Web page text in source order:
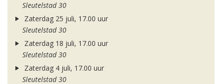
Sleutelstad 30
Zaterdag 25 juli, 17.00 uur
Sleutelstad 30
Zaterdag 18 juli, 17.00 uur
Sleutelstad 30
Zaterdag 4 juli, 17.00 uur
Sleutelstad 30